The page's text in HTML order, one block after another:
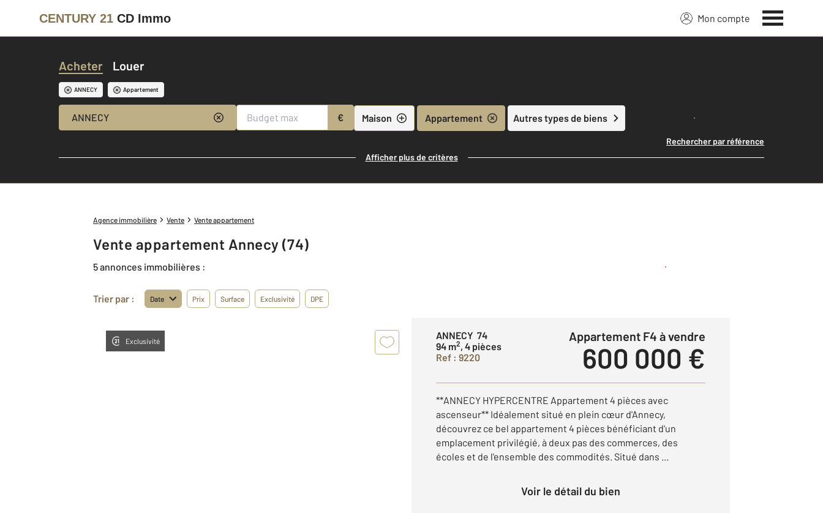
CENTURY 21 CD Immo Mon compte
Acheter Louer
ANNECY Appartement
ANNECY € Maison Appartement Autres types de biens Lancer ma recherche
Rechercher par référence
Afficher plus de critères
Agence immobilière Vente Vente appartement
Vente appartement Annecy (74)
5 annonces immobilières : Créer une alerte
Trier par : Date Prix Surface Exclusivité DPE
Exclusivité
ANNECY 74
94 m2, 4 pièces
Ref : 9220
Appartement F4 à vendre
600 000 €
**ANNECY HYPERCENTRE Appartement 4 pièces avec
ascenseur** Idéalement situé en plein cœur d'Annecy,
découvrez ce bel appartement 4 pièces bénéficiant d'un
emplacement privilégié, à deux pas des commerces, des
écoles et de l'ensemble des commodités. Situé dans ...
Voir le détail du bien